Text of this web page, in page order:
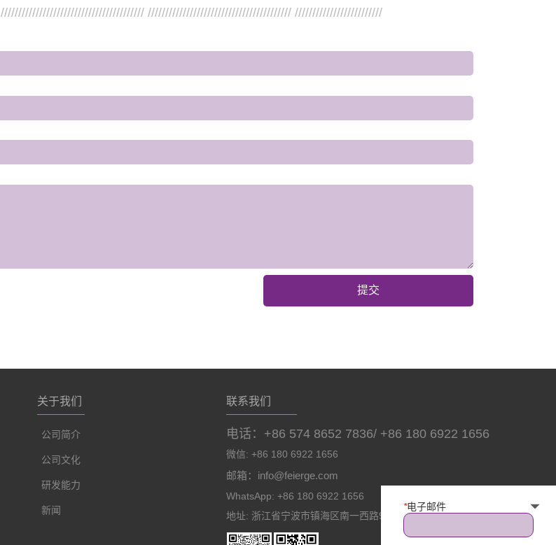
///////////////////////////////////////// ///////////////////////////////////////// /////////////////////////
提交
关于我们
公司简介
公司文化
研发能力
新闻
联系我们
*电子邮件
电话：+86 574 8652 7836/ +86 180 6922 1656
微信: +86 180 6922 1656
邮箱：info@feierge.com
WhatsApp: +86 180 6922 1656
地址: 浙江省宁波市镇海区南一西路966号